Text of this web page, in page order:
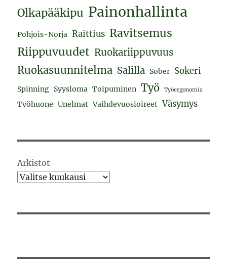
Olkapääkipu Painonhallinta
Pohjois-Norja Raittius Ravitsemus
Riippuvuudet Ruokariippuvuus
Ruokasuunnitelma Salilla Sober Sokeri
Spinning Syysloma Toipuminen Työ Työergonomia
Työhuone Unelmat Vaihdevuosioireet Väsymys
Arkistot